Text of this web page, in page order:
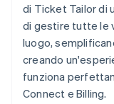
di Ticket Tailor di
di gestire tutte le
luogo,
creando
funziona
Connect e Billing.